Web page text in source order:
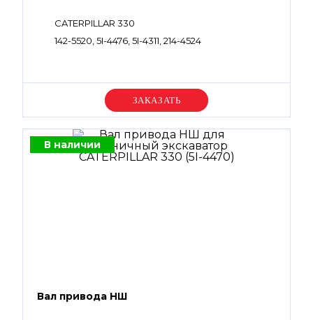
CATERPILLAR 330
142-5520, 5I-4476, 5I-4311, 214-4524
Уточняйте цену
В наличии
Вал привода НШ